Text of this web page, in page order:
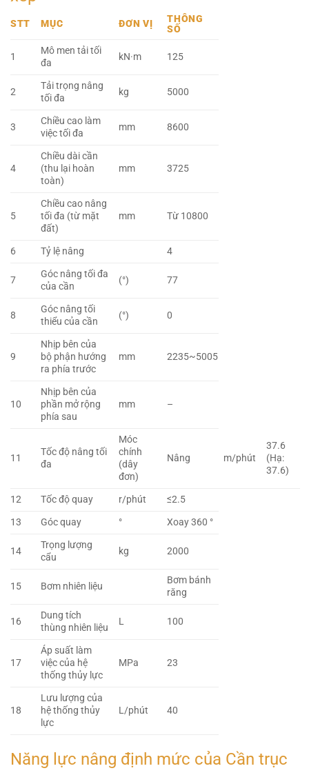
STT MỤC ĐƠN VỊ
THÔNG
SỐ
1
Mô men tải tối
đa
kN·m 125
2
Tải trọng nâng
tối đa
kg 5000
3
Chiều cao làm
việc tối đa
mm 8600
4
Chiều dài cần
(thu lại hoàn
toàn)
mm 3725
5
Chiều cao nâng
tối đa (từ mặt
đất)
mm Từ 10800
6 Tỷ lệ nâng 4
7
Góc nâng tối đa
của cần
(°) 77
8
Góc nâng tối
thiểu của cần
(°) 0
9
Nhịp bên của
bộ phận hướng
ra phía trước
mm 2235~5005
10
Nhịp bên của
phần mở rộng
phía sau
mm –
11
Tốc độ nâng tối
đa
Móc
chính
(dây
đơn)
Nâng m/phút
37.6
(Hạ:
37.6)
12 Tốc độ quay r/phút
≤2.5
13
Góc quay ° Xoay 360 °
14
Trọng lượng
cẩu
kg 2000
15 Bơm nhiên liệu
Bơm bánh
răng
16
Dung tích
thùng nhiên liệu
L 100
17
Áp suất làm
việc của hệ
thống thủy lực
MPa 23
18
Lưu lượng của
hệ thống thủy
lực
L/phút 40
Năng lực nâng định mức của Cần trục